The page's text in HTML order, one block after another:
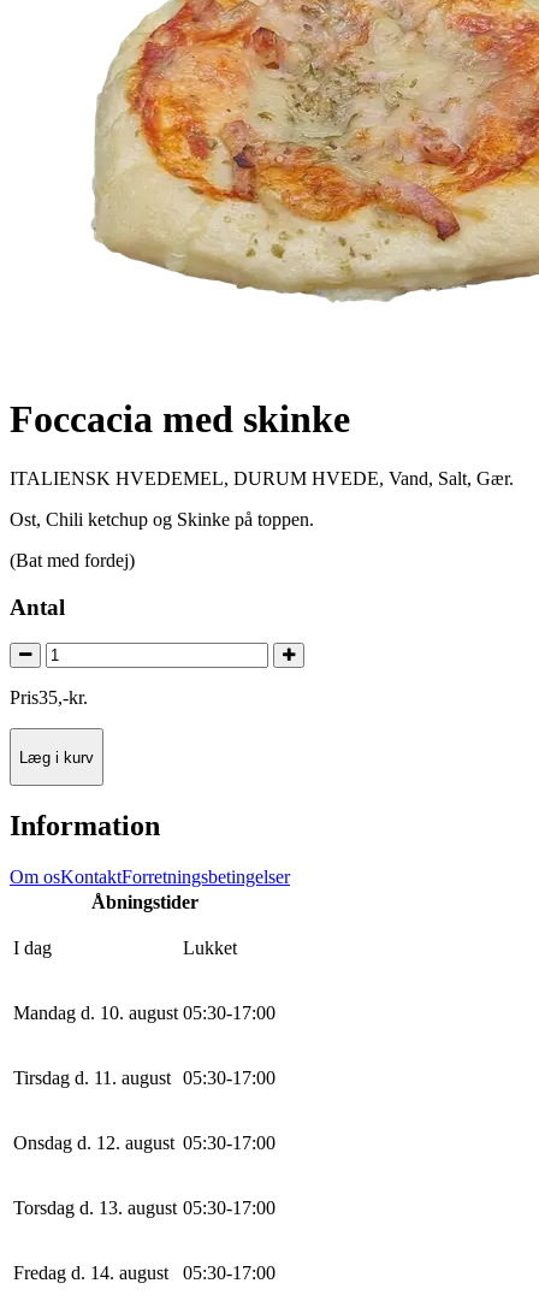
Foccacia med skinke
ITALIENSK HVEDEMEL, DURUM HVEDE, Vand, Salt, Gær.
Ost, Chili ketchup og Skinke på toppen.
(Bat med fordej)
Antal
Pris35,-kr.
Læg i kurv
Information
Om osKontaktForretningsbetingelser
Åbningstider
I dag Lukket
Mandag d. 10. august 05:30-17:00
Tirsdag d. 11. august 05:30-17:00
Onsdag d. 12. august 05:30-17:00
Torsdag d. 13. august 05:30-17:00
Fredag d. 14. august 05:30-17:00